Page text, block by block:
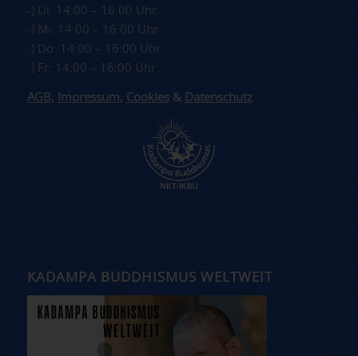
-) Di: 14:00 – 16:00 Uhr
-) Mi: 14:00 – 16:00 Uhr
-) Do: 14:00 – 16:00 Uhr
-) Fr: 14:00 – 16:00 Uhr
AGB , Impressum, Cookies& Datenschutz
KADAMPA BUDDHISMUS WELTWEIT